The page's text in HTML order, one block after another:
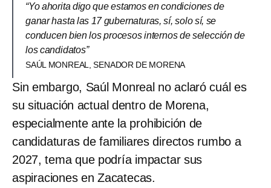
“Yo ahorita digo que estamos en condiciones de
ganar hasta las 17 gubernaturas, sí, solo sí, se
conducen bien los procesos internos de selección de
los candidatos”
SAÚL MONREAL, SENADOR DE MORENA
Sin embargo, Saúl Monreal no aclaró cuál es
su situación actual dentro de Morena,
especialmente ante la prohibición de
candidaturas de familiares directos rumbo a
2027, tema que podría impactar sus
aspiraciones en Zacatecas.